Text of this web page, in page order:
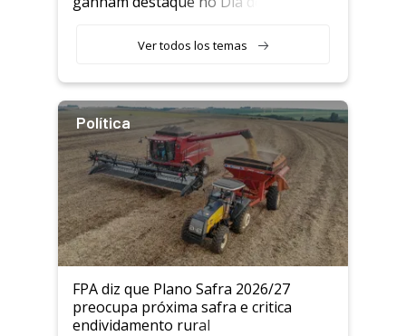
Ver todos los temas
Política
FPA diz que Plano Safra 2026/27
preocupa próxima safra e critica
endividamento rural